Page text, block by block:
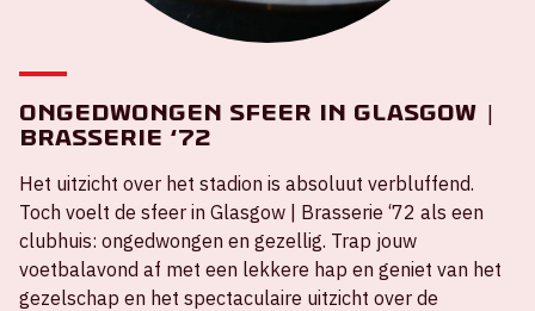
Ongedwongen sfeer in Glasgow |
Brasserie ‘72
Het uitzicht over het stadion is absoluut verbluffend.
Toch voelt de sfeer in Glasgow | Brasserie ‘72 als een
clubhuis: ongedwongen en gezellig. Trap jouw
voetbalavond af met een lekkere hap en geniet van het
gezelschap en het spectaculaire uitzicht over de